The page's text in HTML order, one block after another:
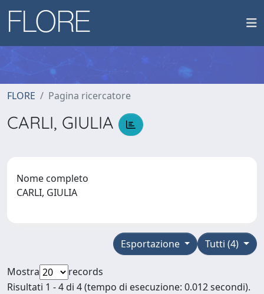
FLORE Pagina ricercatore
CARLI, GIULIA
Nome completo
CARLI, GIULIA
Tutti (4)
Esportazione
Mostra
records
Risultati 1 - 4 di 4 (tempo di esecuzione: 0.012 secondi).